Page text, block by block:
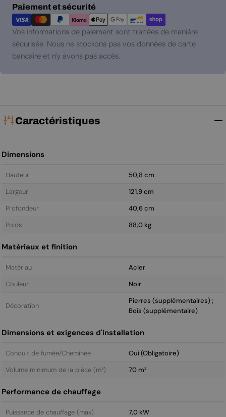
Paiement et sécurité
Modes
de
paiement
Vos informations de paiement sont traitées de manière
sécurisée. Nous ne stockons pas vos données de carte
bancaire et n'y avons pas accès.
Caractéristiques
Dimensions
Hauteur
50,8 cm
Largeur
121,9 cm
Profondeur
40,6 cm
Poids
88,0 kg
Matériaux et finition
Matériau
Acier
Couleur
Noir
Décoration
Pierres (supplémentaires) ;
Bois (supplémentaire)
Dimensions et exigences d'installation
Conduit de fumée/Cheminée
Oui (Obligatoire)
Volume minimum de la pièce (m³)
70 m³
Performance de chauffage
Puissance de chauffage (max) 7,0 kW